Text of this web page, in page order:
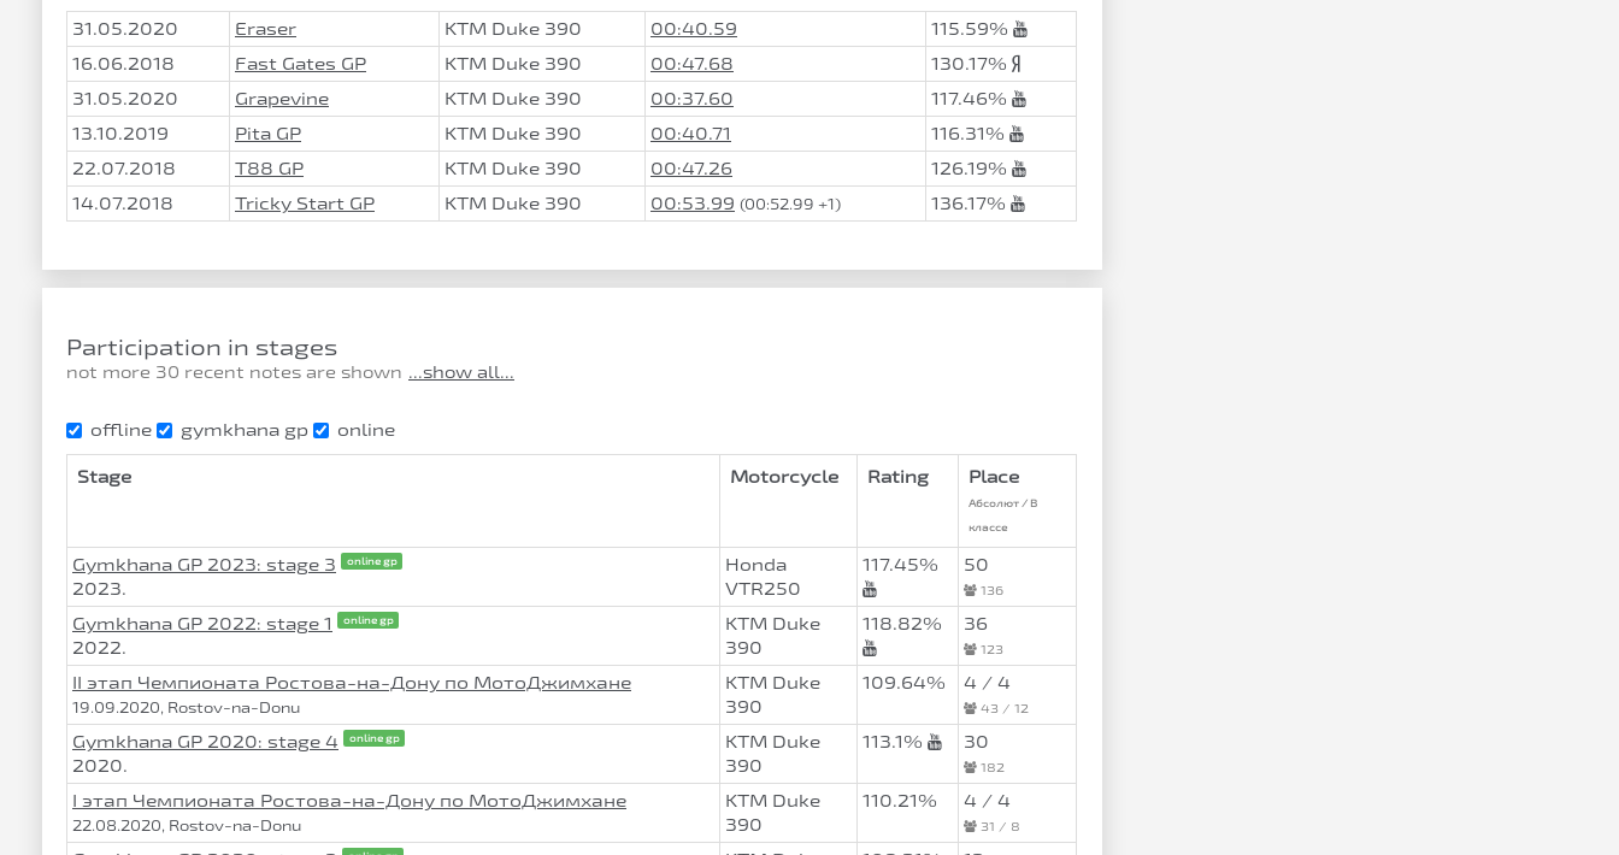
31.05.2020 Eraser KTM Duke 390 00:40.59
115.59%
16.06.2018
Fast Gates GP KTM Duke 390 00:47.68
130.17%
31.05.2020
Grapevine KTM Duke 390 00:37.60
117.46%
13.10.2019
Pita GP KTM Duke 390 00:40.71
116.31%
22.07.2018
T88 GP KTM Duke 390 00:47.26
126.19%
14.07.2018
Tricky Start GP KTM Duke 390 00:53.99 (00:52.99 +1) 136.17%
Participation in stages
not more 30 recent notes are shown ...show all...
offline gymkhana gp online
Stage Motorcycle Rating Place
Абсолют / В
классе
Gymkhana GP 2023: stage 3 online gp
2023.
Honda
VTR250
117.45% 50
136
Gymkhana GP 2022: stage 1 online gp
2022.
KTM Duke
390
118.82% 36
123
II этап Чемпионата Ростова-на-Дону по МотоДжимхане
19.09.2020, Rostov-na-Donu
KTM Duke
390
109.64% 4 / 4
43 / 12
Gymkhana GP 2020: stage 4 online gp
2020.
KTM Duke
390
113.1% 30
182
I этап Чемпионата Ростова-на-Дону по МотоДжимхане
22.08.2020, Rostov-na-Donu
KTM Duke
390
110.21% 4 / 4
31 / 8